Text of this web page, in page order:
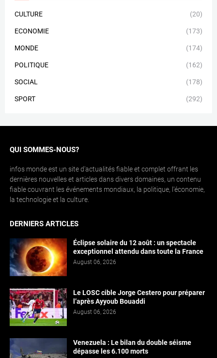
CULTURE (20)
ECONOMIE (173)
MONDE (174)
POLITIQUE (162)
SOCIAL (178)
SPORT (292)
QUI SOMMES-NOUS?
infos monde est un site d'actualités fiable et complet offrant les
dernières nouvelles et articles dans divers domaines, un contenu
fiable couvrant les événements mondiaux, la politique, l'économie,
la technologie et la culture.
DERNIERS ARTICLES
Éclipse solaire du 12 août : un spectacle
exceptionnel attendu dans toute la France
August 06, 2026
Le LOSC cible Jorge Cestero pour préparer
l’après Ayyoub Bouaddi
August 06, 2026
Venezuela : Le bilan du double séisme
dépasse les 6.100 morts